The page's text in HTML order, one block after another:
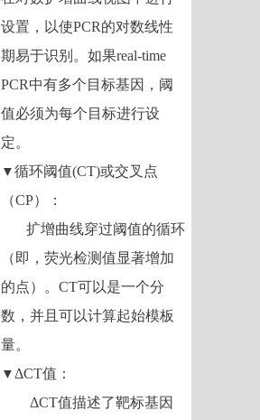
设置，以使PCR的对数线性
期易于识别。如果real-time
PCR中有多个目标基因，阈
值必须为每个目标进行设
定。
▼循环阈值(CT)或交叉点
（CP）：
扩增曲线穿过阈值的循环
（即，荧光检测值显著增加
的点）。CT可以是一个分
数，并且可以计算起始模板
量。
▼ ΔCT值：
ΔCT值描述了靶标基因